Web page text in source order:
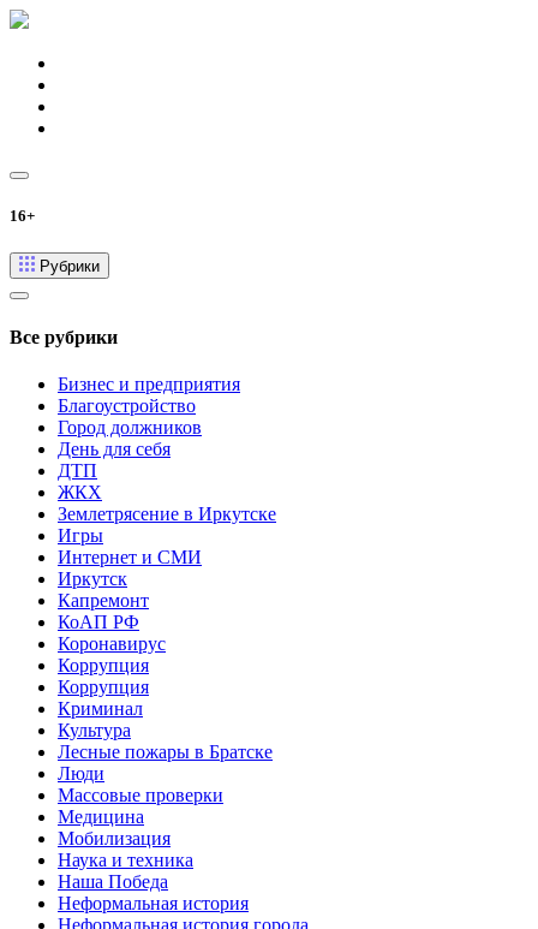
16+
Рубрики
Все рубрики
Бизнес и предприятия
Благоустройство
Город должников
День для себя
ДТП
ЖКХ
Землетрясение в Иркутске
Игры
Интернет и СМИ
Иркутск
Капремонт
КоАП РФ
Коронавирус
Коррупция
Коррупция
Криминал
Культура
Лесные пожары в Братске
Люди
Массовые проверки
Медицина
Мобилизация
Наука и техника
Наша Победа
Неформальная история
Неформальная история города